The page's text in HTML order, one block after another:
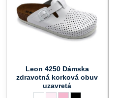
Leon 4250 Dámska
zdravotná korková obuv
uzavretá